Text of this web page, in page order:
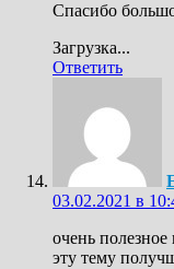
Спасибо
Загрузка...
Ответить
03.02.2021 в
очень
эту тему